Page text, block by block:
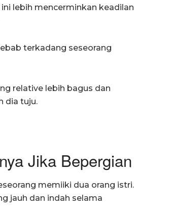
lebih mencerminkan keadilan
terkadang seseorang
relative lebih bagus dan
dia tuju.
Jika Bepergian
memiiki dua orang istri.
jauh dan indah selama